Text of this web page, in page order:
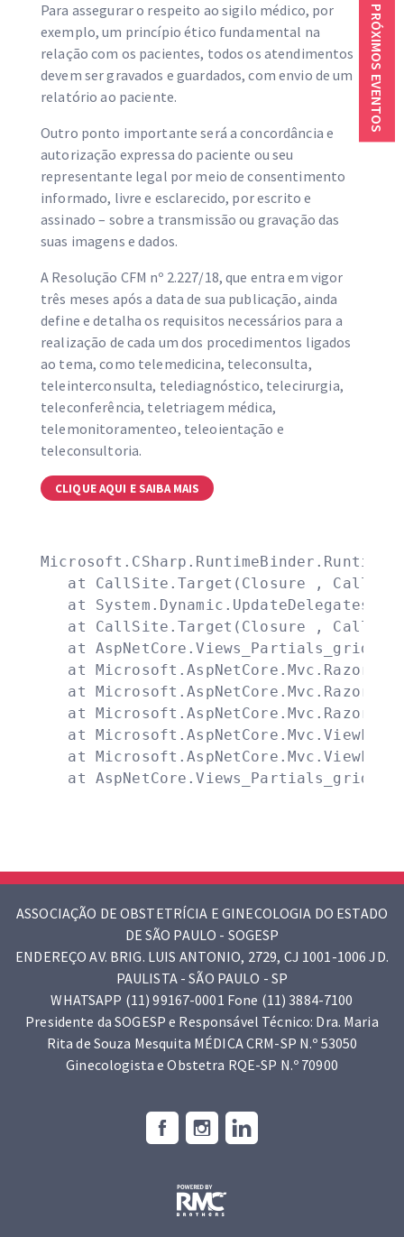
Para assegurar o respeito ao sigilo médico, por
exemplo, um princípio ético fundamental na
relação com os pacientes, todos os atendimentos
devem ser gravados e guardados, com envio de um
relatório ao paciente.
Outro ponto importante será a concordância e
autorização expressa do paciente ou seu
representante legal por meio de consentimento
informado, livre e esclarecido, por escrito e
assinado – sobre a transmissão ou gravação das
suas imagens e dados.
A Resolução CFM nº 2.227/18, que entra em vigor
três meses após a data de sua publicação, ainda
define e detalha os requisitos necessários para a
realização de cada um dos procedimentos ligados
ao tema, como telemedicina, teleconsulta,
teleinterconsulta, telediagnóstico, telecirurgia,
teleconferência, teletriagem médica,
telemonitoramenteo, teleoientação e
teleconsultoria.
CLIQUE AQUI E SAIBA MAIS
at CallSite.Target(Closure ,
at
at CallSite.Target(Closure ,
at
at
at
at
at
at
at
ASSOCIAÇÃO DE OBSTETRÍCIA E GINECOLOGIA DO ESTADO
DE SÃO PAULO - SOGESP
ENDEREÇO AV. BRIG. LUIS ANTONIO, 2729, CJ 1001-1006 JD.
PAULISTA - SÃO PAULO - SP
WHATSAPP (11) 99167-0001 Fone (11) 3884-7100
Presidente da SOGESP e Responsável Técnico: Dra. Maria
Rita de Souza Mesquita MÉDICA CRM-SP N.º 53050
Ginecologista e Obstetra RQE-SP N.º 70900
PRÓXIMOS EVENTOS